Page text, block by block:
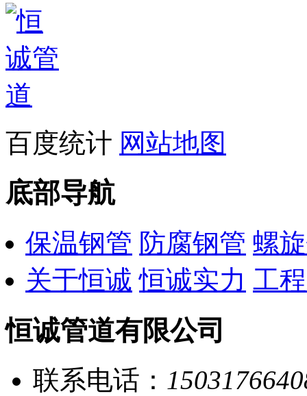
百度统计 网站地图
底部导航
保温钢管 防腐钢管 螺
关于恒诚 恒诚实力 工
恒诚管道有限公司
联系电话：